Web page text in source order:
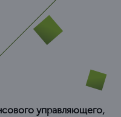
управляющего,